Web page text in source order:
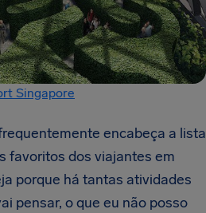
Singapore
encabeça a lista
favoritos dos viajantes em
porque há tantas atividades
pensar, o que eu não posso